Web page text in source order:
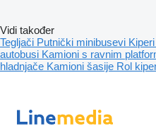
Vidi također
Tegljači Putnički minibusevi Kiperi
autobusi Kamioni s ravnim
hladnjače Kamioni šasije Rol